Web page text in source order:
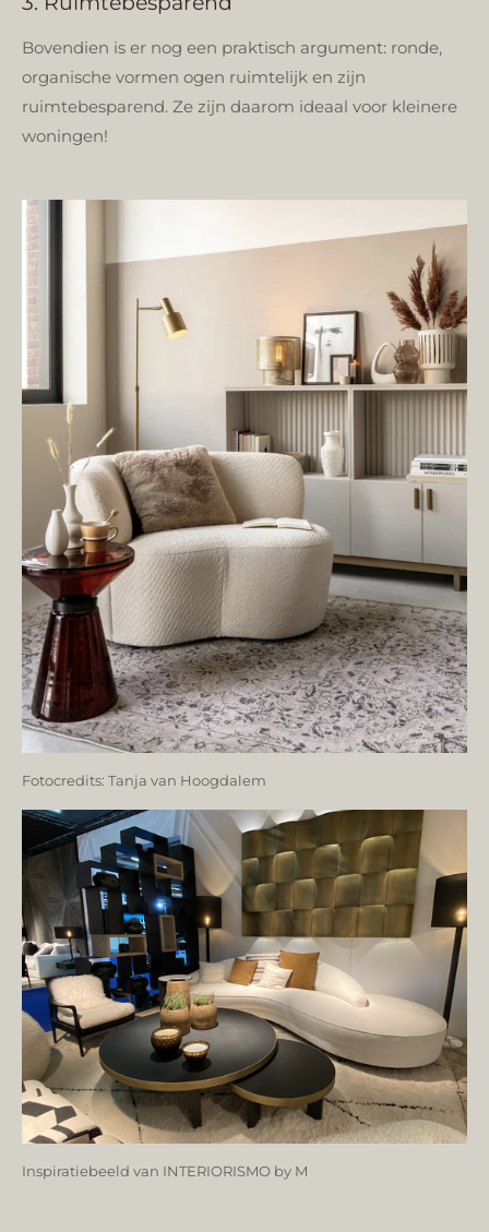
Bovendien is er nog een praktisch argument: ronde,
organische vormen ogen ruimtelijk en zijn
ruimtebesparend. Ze zijn daarom ideaal voor kleinere
woningen!
Fotocredits: Tanja van Hoogdalem
Inspiratiebeeld van INTERIORISMO by M